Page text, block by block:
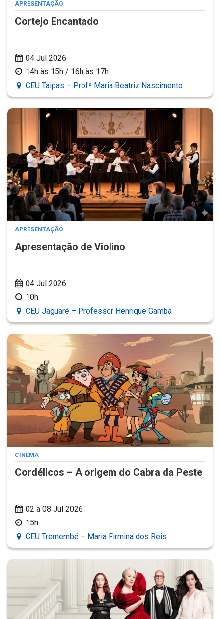
APRESENTAÇÃO
Cortejo Encantado
04 Jul 2026
14h às 15h / 16h às 17h
CEU Taipas – Profª Maria Beatriz Nascimento
APRESENTAÇÃO
Apresentação de Violino
04 Jul 2026
10h
CEU Jaguaré – Professor Henrique Gamba
CINEMA
Cordélicos – A origem do Cabra da Peste
02 a 08 Jul 2026
15h
CEU Tremembé – Maria Firmina dos Reis